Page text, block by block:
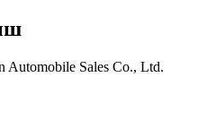
Automobile Sales Co., Ltd.